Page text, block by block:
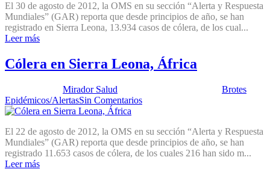
El 30 de agosto de 2012, la OMS en su sección “Alerta y Respuesta
Mundiales” (GAR) reporta que desde principios de año, se han
registrado en Sierra Leona, 13.934 casos de cólera, de los cual...
Leer más
Cólera en Sierra Leona, África
Mirador Salud
Brotes
Epidémicos/AlertasSin Comentarios
El 22 de agosto de 2012, la OMS en su sección “Alerta y Respuesta
Mundiales” (GAR) reporta que desde principios de año, se han
registrado 11.653 casos de cólera, de los cuales 216 han sido m...
Leer más